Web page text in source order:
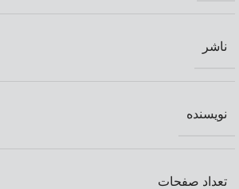
ناشر
نویسنده
تعداد صفحات